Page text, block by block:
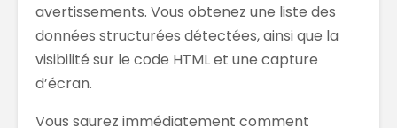
avertissements. Vous obtenez une liste des
données structurées détectées, ainsi que la
visibilité sur le code HTML et une capture
d’écran.
Vous saurez immédiatement comment